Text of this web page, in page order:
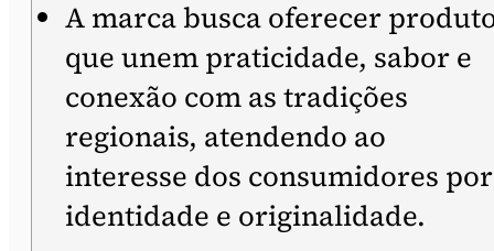
A marca busca oferecer
que unem praticidade, sabor e
conexão com as tradições
regionais, atendendo ao
interesse dos consumidores por
identidade e originalidade.